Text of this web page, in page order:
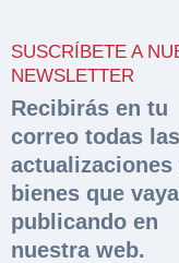
SUSCRÍBETE A
NEWSLETTER
Recibirás en tu
correo todas las
actualizaciones
bienes que
publicando en
nuestra web.
sobre
Rellene este
enlace para
Nombre y
Razón social*
Teléfono*
Nombre y
Sobre Merfinsa
Venta de
Vehículos